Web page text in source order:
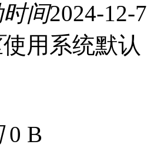
时间2024-12-
使用系统默认
0 B